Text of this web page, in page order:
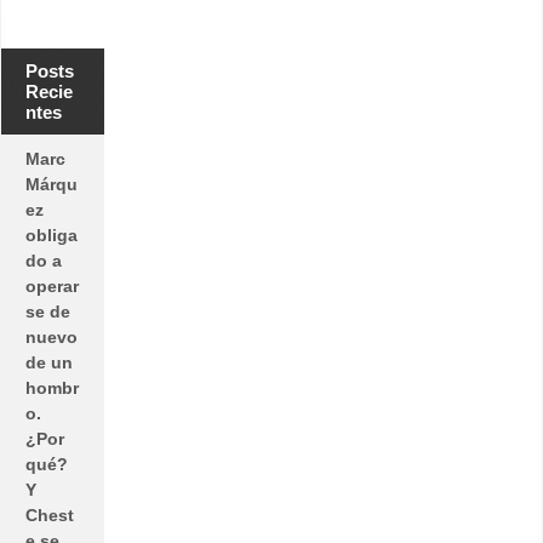
Posts
Recie
ntes
Marc
Márqu
ez
obliga
do a
operar
se de
nuevo
de un
hombr
o.
¿Por
qué?
Y
Chest